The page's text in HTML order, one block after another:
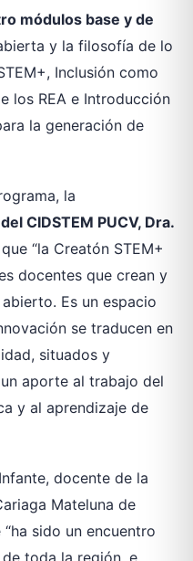
módulos base y de
y la filosofía de lo
Inclusión como
los REA e Introducción
la generación de
la
CIDSTEM PUCV, Dra.
“la Creatón STEM+
docentes que crean y
Es un espacio
se traducen en
situados y
aporte al trabajo del
y al aprendizaje de
docente de la
Mateluna de
sido un encuentro